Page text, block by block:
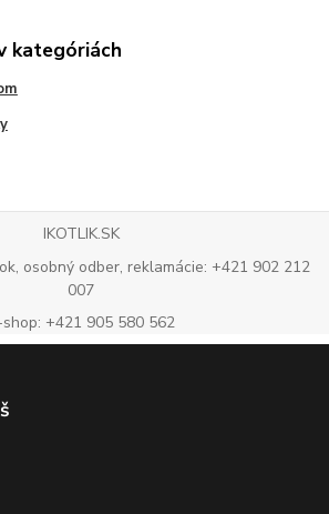
kategóriách
IKOTLIK.SK
osobný odber, reklamácie: +421 902 212
007
+421 905 580 562